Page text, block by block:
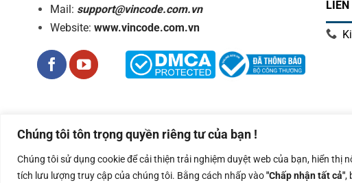
Chúng tôi tôn trọng quyền riêng tư của bạn !
Chúng tôi sử dụng cookie để cải thiện trải nghiệm duyệt web của bạn, hiển thị
tích lưu lượng truy cập của chúng tôi. Bằng cách nhấp vào"Chấp nhận tất cả",
Mail: support@vincode.com.vn
Website: www.vincode.com.vn
Công ty TNHH Nam Bình Xương - Số ĐKKD: 0108783483 cấp ngày 14/06/
Copyright 2026 ©Nam Binh Xuong